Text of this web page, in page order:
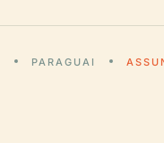
PARAGUAI